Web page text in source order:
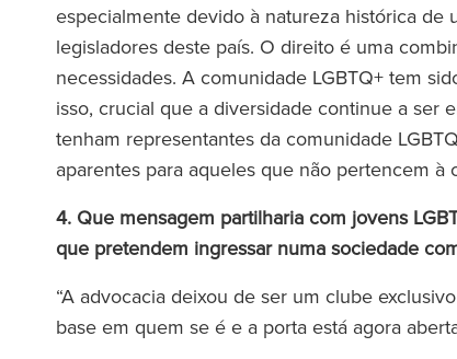
especialmente devido à natureza histórica
legisladores deste país. O direito é uma
necessidades. A comunidade LGBTQ+ tem
isso, crucial que a diversidade continue a ser
tenham representantes da comunidade
aparentes para aqueles que não pertencem
4. Que mensagem partilharia com jovens
que pretendem ingressar numa sociedade
“A advocacia deixou de ser um clube
base em quem se é e a porta está agora
da Ronald Fletcher
é incrivelmente reactiva e
informada. Já enfrentei
com inquilinos comerciais
várias ocasiões e a sua
foi sempre
inestimável.’
‘A firma
excepcionais
Quando se
advogado da
força da
The